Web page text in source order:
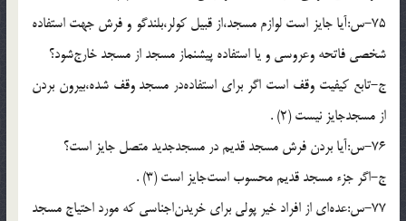
75-س:آيا جايز است لوازم مسجد،از قبيل كولر،بلندگو و فرش جهت استفاده
شخصى فاتحه وعروسى و يا استفاده پيشنماز مسجد از مسجد خارج‌شود؟
ج-تابع كيفيت وقف است اگر براى استفاده‌در مسجد وقف شده،بيرون بردن
از مسجدجايز نيست (2) .
76-س:آيا بردن فرش مسجد قديم در مسجدجديد متصل جايز است؟
ج-اگر جزء مسجد قديم محسوب است‌جايز است (3) .
77-س:عده‌اى از افراد خير پولى براى خريدن‌اجناسى كه مورد احتياج مسجد